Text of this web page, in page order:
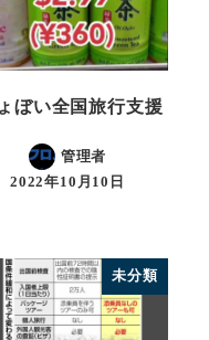
ぼい全国旅行支援
管理者
2022年10月10日
未分類